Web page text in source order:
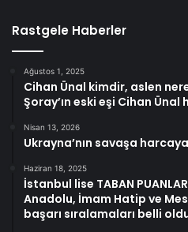
Rastgele Haberler
Ağustos 1, 2025
Cihan Ünal kimdir, aslen
Şoray’ın eski eşi Cihan
Nisan 13, 2026
Ukrayna’nın savaşa
Haziran 18, 2025
İstanbul lise TABAN
Anadolu, İmam Hatip ve
başarı sıralamaları belli